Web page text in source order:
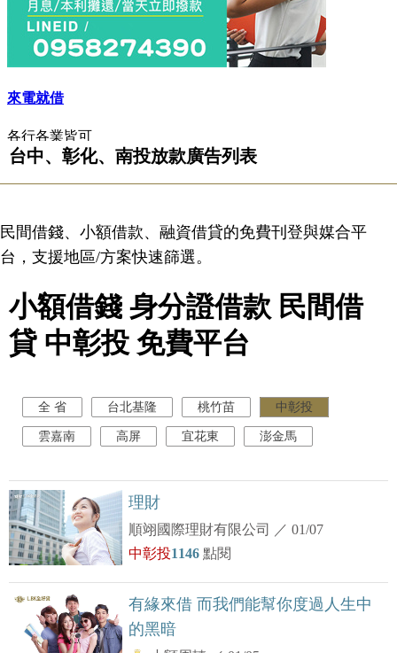
台中、彰化、南投放款廣告列表
民間借錢、小額借款、融資借貸的免費刊登與媒合平
台，支援地區/方案快速篩選。
小額借錢 身分證借款 民間借
貸 中彰投 免費平台
全 省 台北基隆 桃竹苗 中彰投
雲嘉南 高屏 宜花東 澎金馬
理財
順翊國際理財有限公司 ／01/07
中彰投1146點閱
有緣來借 而我們能幫你度過人生中
的黑暗